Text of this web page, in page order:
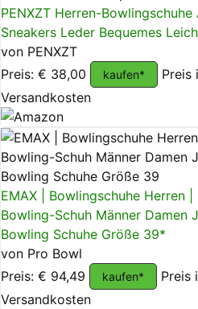
PENXZT Herren-
Sneakers Leder Bequemes
von PENXZT
Preis: € 38,00
kaufen*
Preis
Versandkosten
EMAX | Bowlingschuhe Herren |
Bowling-Schuh Männer Damen
Bowling Schuhe Größe 39*
von Pro Bowl
Preis: € 94,49
kaufen*
Preis
Versandkosten